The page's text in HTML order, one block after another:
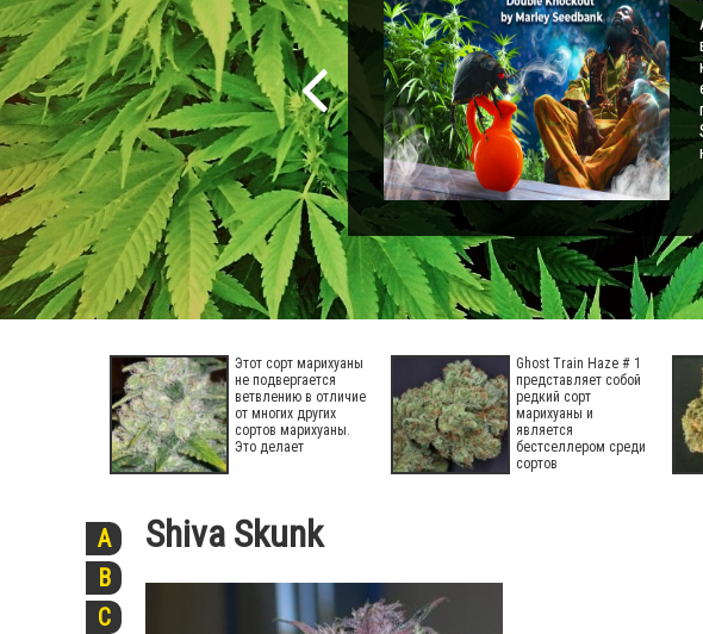
Этот сорт марихуаны
не подвергается
ветвлению в отличие
от многих других
сортов марихуаны.
Это делает
Ghost Train Haze # 1
представляет собой
редкий сорт
марихуаны и
является
бестселлером среди
сортов
A
B
C
Shiva Skunk